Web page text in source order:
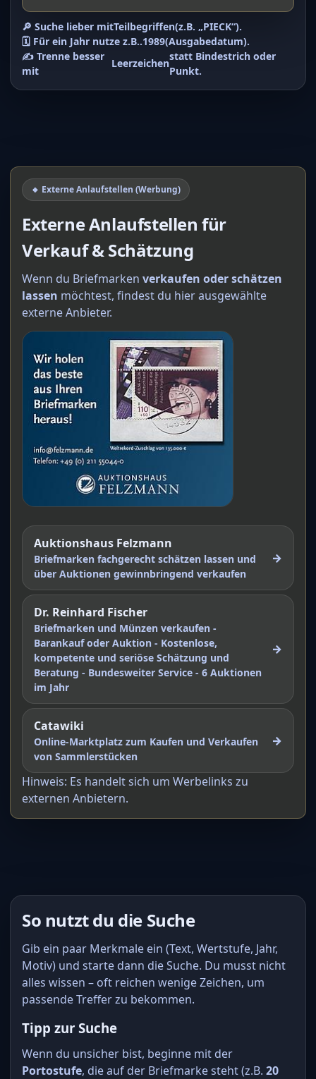
🔎 Suche lieber mitTeilbegriffen(z.B. „PIECK“).
🗓️ Für ein Jahr nutze z.B..1989(Ausgabedatum).
✍️ Trenne besser
mit
Leerzeichen
statt Bindestrich oder
Punkt.
🔸 Externe Anlaufstellen (Werbung)
Externe Anlaufstellen für
Verkauf & Schätzung
Wenn du Briefmarken verkaufen oder schätzen
lassen möchtest, findest du hier ausgewählte
externe Anbieter.
Auktionshaus Felzmann
Briefmarken fachgerecht schätzen lassen und
über Auktionen gewinnbringend verkaufen
→
Dr. Reinhard Fischer
Briefmarken und Münzen verkaufen -
Barankauf oder Auktion - Kostenlose,
kompetente und seriöse Schätzung und
Beratung - Bundesweiter Service - 6 Auktionen
im Jahr
→
Catawiki
Online-Marktplatz zum Kaufen und Verkaufen
von Sammlerstücken
→
Hinweis: Es handelt sich um Werbelinks zu
externen Anbietern.
So nutzt du die Suche
Gib ein paar Merkmale ein (Text, Wertstufe, Jahr,
Motiv) und starte dann die Suche. Du musst nicht
alles wissen – oft reichen wenige Zeichen, um
passende Treffer zu bekommen.
Tipp zur Suche
Wenn du unsicher bist, beginne mit der
Portostufe, die auf der Briefmarke steht (z.B. 20